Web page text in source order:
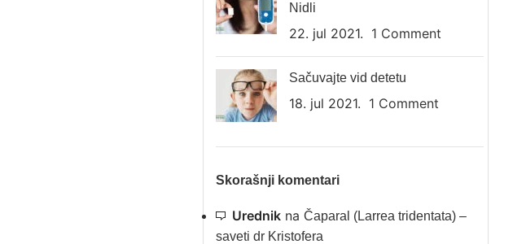
Nidli
22. jul 2021. 1 Comment
Sačuvajte vid detetu
18. jul 2021. 1 Comment
Skorašnji komentari
Urednikna Čaparal (Larrea tridentata) –
saveti dr Kristofera